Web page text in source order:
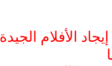
الأفلام الجيدة